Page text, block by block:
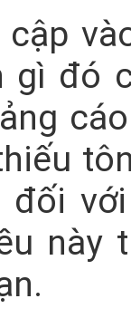
cập
gì đó
đối
này